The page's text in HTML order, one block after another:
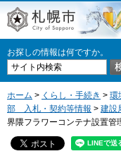
札幌市
お探しの情報は何ですか。
ホーム > くらし・手続き > 環
部 入札・契約等情報 > 建設
界隈フラワーコンテナ設置管